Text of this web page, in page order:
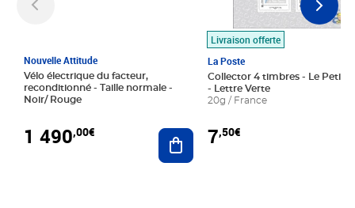
Nouvelle Attitude
Vélo électrique du facteur,
reconditionné - Taille normale -
Noir/ Rouge
1 490,00€ Ajouter au panier
Livraison offerte
La Poste
Collector 4 timbres - Le Petit
- Lettre Verte
20g / France
7,50€